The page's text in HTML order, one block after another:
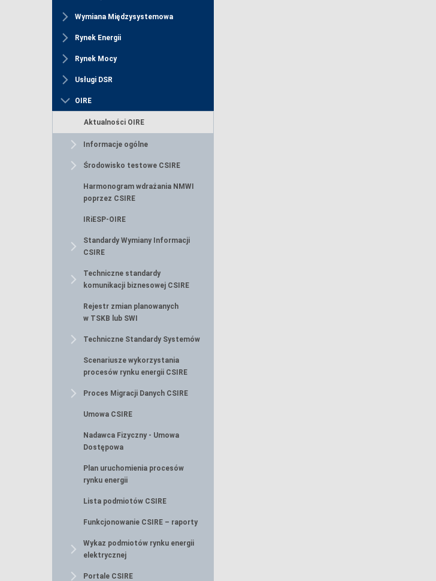
Wymiana Międzysystemowa
Rynek Energii
Rynek Mocy
Usługi DSR
OIRE
Aktualności OIRE
Informacje ogólne
Środowisko testowe CSIRE
Harmonogram wdrażania NMWI
poprzez CSIRE
IRiESP-OIRE
Standardy Wymiany Informacji
CSIRE
Techniczne standardy
komunikacji biznesowej CSIRE
Rejestr zmian planowanych
w TSKB lub SWI
Techniczne Standardy Systemów
Scenariusze wykorzystania
procesów rynku energii CSIRE
Proces Migracji Danych CSIRE
Umowa CSIRE
Nadawca Fizyczny - Umowa
Dostępowa
Plan uruchomienia procesów
rynku energii
Lista podmiotów CSIRE
Funkcjonowanie CSIRE – raporty
Wykaz podmiotów rynku energii
elektrycznej
Portale CSIRE